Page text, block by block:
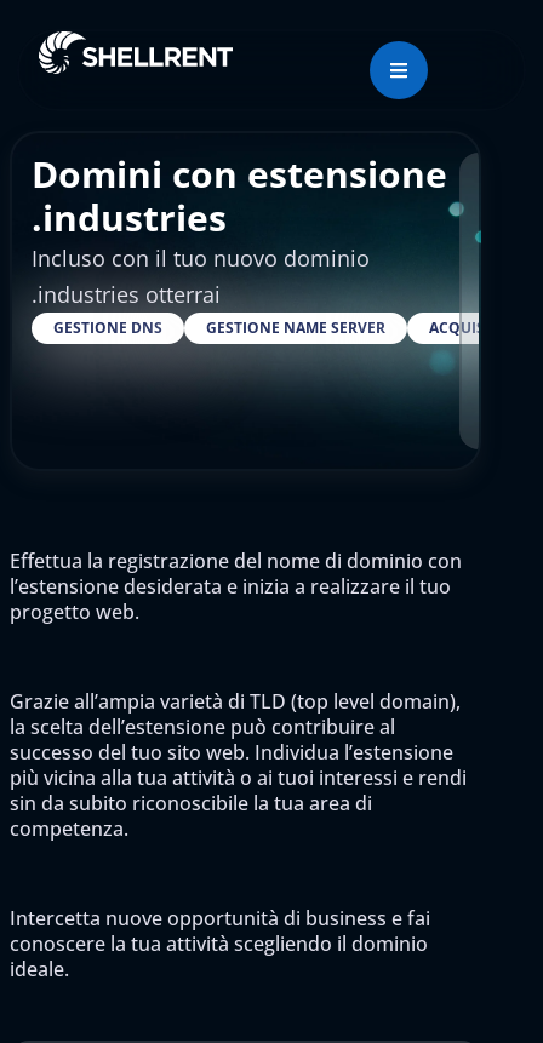
Domini con estensione
.industries
Incluso con il tuo nuovo dominio
.industries otterrai
GESTIONE DNS GESTIONE NAME SERVER ACQUISTARE
Effettua la registrazione del nome di dominio con
l’estensione desiderata e inizia a realizzare il tuo
progetto web.
Grazie all’ampia varietà di TLD (top level domain),
la scelta dell’estensione può contribuire al
successo del tuo sito web. Individua l’estensione
più vicina alla tua attività o ai tuoi interessi e rendi
sin da subito riconoscibile la tua area di
competenza.
Intercetta nuove opportunità di business e fai
conoscere la tua attività scegliendo il dominio
ideale.